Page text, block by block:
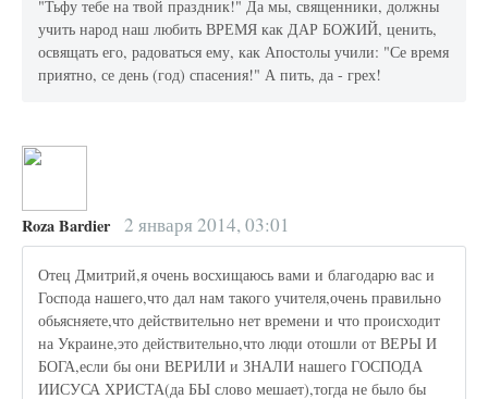
"Тьфу тебе на твой праздник!" Да мы, священники, должны
учить народ наш любить ВРЕМЯ как ДАР БОЖИЙ, ценить,
освящать его, радоваться ему, как Апостолы учили: "Се время
приятно, се день (год) спасения!" А пить, да - грех!
Roza Bardier 2 января 2014, 03:01
Отец Дмитрий,я очень восхищаюсь вами и благодарю вас и
Господа нашего,что дал нам такого учителя,очень правильно
обьясняете,что действительно нет времени и что происходит
на Украине,это действительно,что люди отошли от ВЕРЫ И
БОГА,если бы они ВЕРИЛИ и ЗНАЛИ нашего ГОСПОДА
ИИСУСА ХРИСТА(да БЫ слово мешает),тогда не было бы